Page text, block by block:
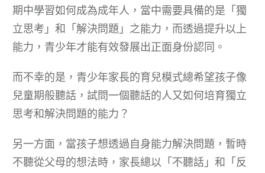
期中學習如何成為成年人，當中需要具備的是「獨
立思考」和「解決問題」之能力，而透過提升以上
能力，青少年才能有效發展出正面身份認同。
而不幸的是，青少年家長的育兒模式總希望孩子像
兒童期般聽話，試問一個聽話的人又如何培育獨立
思考和解決問題的能力？
另一方面，當孩子想透過自身能力解決問題，暫時
不聽從父母的想法時，家長總以「不聽話」和「反